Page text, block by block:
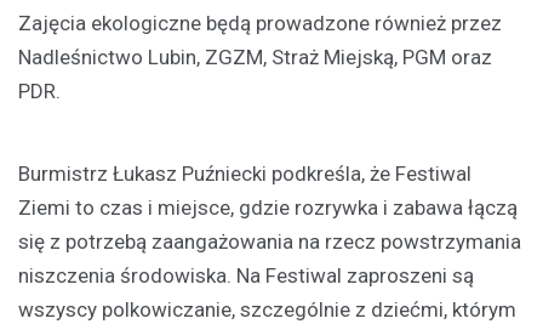
Zajęcia ekologiczne będą prowadzone również przez
Nadleśnictwo Lubin, ZGZM, Straż Miejską, PGM oraz
PDR.
Burmistrz Łukasz Puźniecki podkreśla, że Festiwal
Ziemi to czas i miejsce, gdzie rozrywka i zabawa łączą
się z potrzebą zaangażowania na rzecz powstrzymania
niszczenia środowiska. Na Festiwal zaproszeni są
wszyscy polkowiczanie, szczególnie z dziećmi, którym